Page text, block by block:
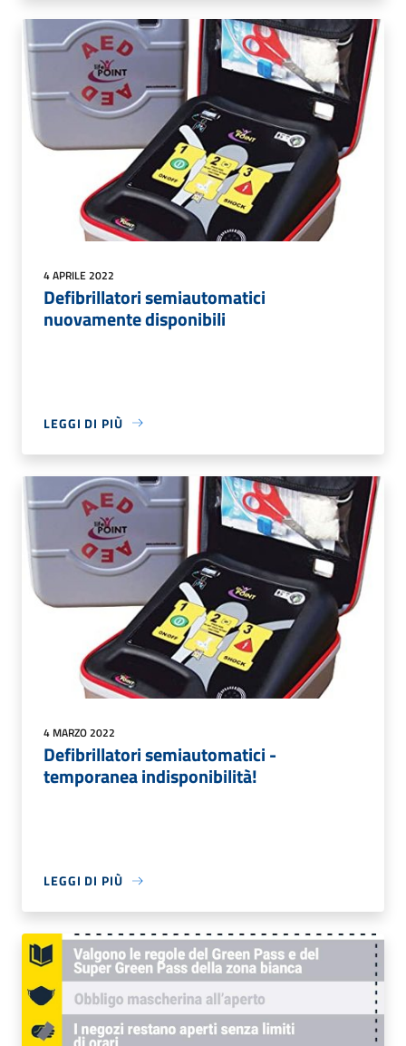
4 APRILE 2022
Defibrillatori semiautomatici
nuovamente disponibili
LEGGI DI PIÙ
4 MARZO 2022
Defibrillatori semiautomatici -
temporanea indisponibilità!
LEGGI DI PIÙ